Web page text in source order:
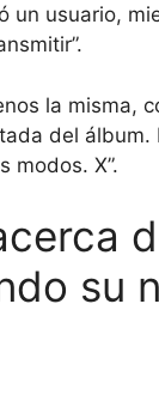
un usuario,
la misma,
del álbum.
modos. X”.
su